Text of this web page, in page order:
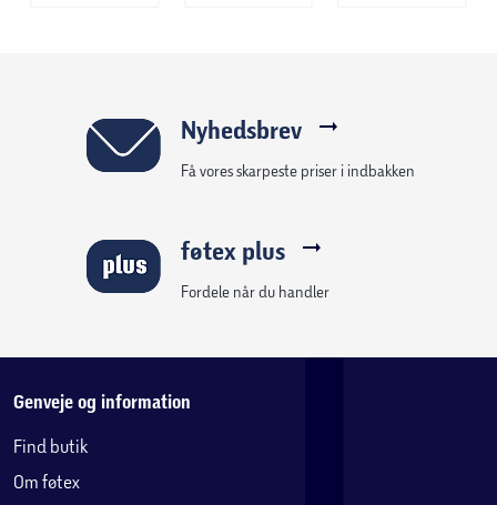
Nyhedsbrev
Få vores skarpeste priser i indbakken
føtex plus
Fordele når du handler
Genveje og information
Find butik
Om føtex